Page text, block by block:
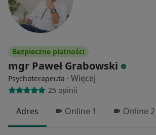
Bezpieczne płatności
mgr Paweł Grabowski
Psychoterapeuta · Więcej
25 opinii
Adres Online 1 Online 2